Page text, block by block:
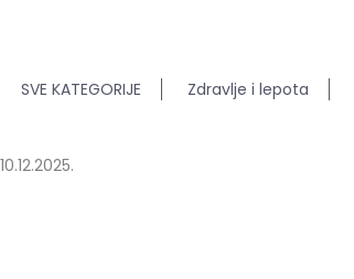
SVE KATEGORIJE Zdravlje i lepota
10.12.2025.